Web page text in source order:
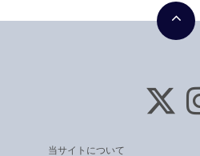
当サイトについて